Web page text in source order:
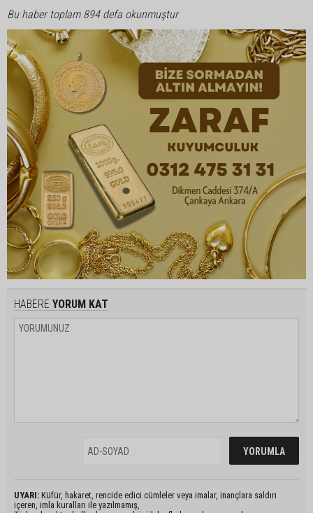
Bu haber toplam 894 defa okunmuştur
HABERE YORUM KAT
UYARI: Küfür, hakaret, rencide edici cümleler veya imalar, inançlara saldırı
içeren, imla kuralları ile yazılmamış,